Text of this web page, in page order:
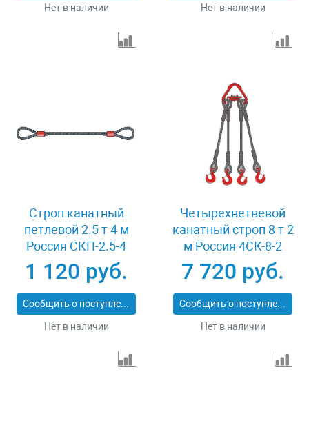
Нет в наличии Нет в наличии
Строп канатный
петлевой 2.5 т 4 м
Россия СКП-2.5-4
1 120 руб.
Сообщить о поступлении
Нет в наличии
Четырехветвевой
канатный строп 8 т 2
м Россия 4СК-8-2
7 720 руб.
Сообщить о поступлении
Нет в наличии